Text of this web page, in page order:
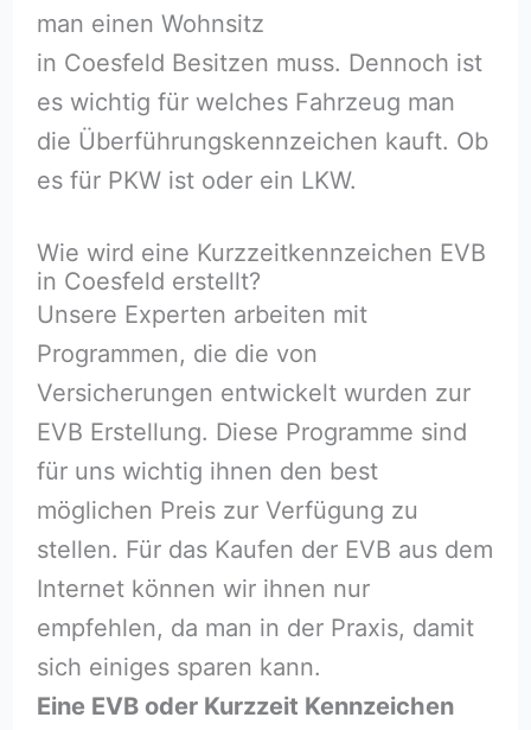
man einen Wohnsitz
in Coesfeld Besitzen muss. Dennoch ist
es wichtig für welches Fahrzeug man
die Überführungskennzeichen kauft. Ob
es für PKW ist oder ein LKW.
Wie wird eine Kurzzeitkennzeichen EVB
in Coesfeld erstellt?
Unsere Experten arbeiten mit
Programmen, die die von
Versicherungen entwickelt wurden zur
EVB Erstellung. Diese Programme sind
für uns wichtig ihnen den best
möglichen Preis zur Verfügung zu
stellen. Für das Kaufen der EVB aus dem
Internet können wir ihnen nur
empfehlen, da man in der Praxis, damit
sich einiges sparen kann.
Eine EVB oder Kurzzeit Kennzeichen